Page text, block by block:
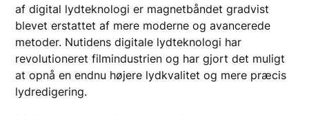
af digital lydteknologi er magnetbåndet gradvist
blevet erstattet af mere moderne og avancerede
metoder. Nutidens digitale lydteknologi har
revolutioneret filmindustrien og har gjort det muligt
at opnå en endnu højere lydkvalitet og mere præcis
lydredigering.